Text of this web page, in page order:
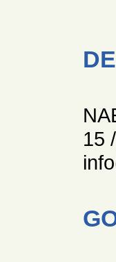
15